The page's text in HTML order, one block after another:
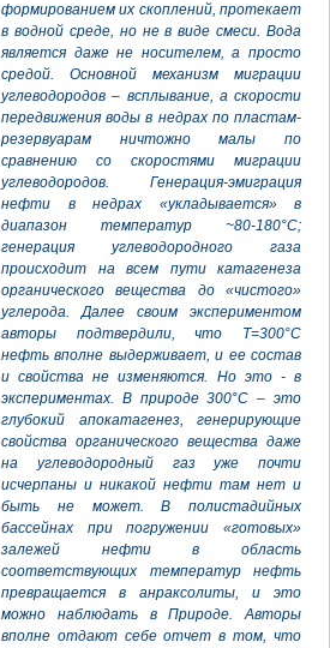
формированием их скоплений, протекает
в водной среде, но не в виде смеси. Вода
является даже не носителем, а просто
средой. Основной механизм миграции
углеводородов – всплывание, а скорости
передвижения воды в недрах по пластам-
резервуарам ничтожно малы по
сравнению со скоростями миграции
углеводородов. Генерация-эмиграция
нефти в недрах «укладывается» в
диапазон температур ~80-180°С;
генерация углеводородного газа
происходит на всем пути катагенеза
органического вещества до «чистого»
углерода. Далее своим экспериментом
авторы подтвердили, что Т=300°С
нефть вполне выдерживает, и ее состав
и свойства не изменяются. Но это - в
экспериментах. В природе 300°С – это
глубокий апокатагенез, генерирующие
свойства органического вещества даже
на углеводородный газ уже почти
исчерпаны и никакой нефти там нет и
быть не может. В полистадийных
бассейнах при погружении «готовых»
залежей нефти в область
соответствующих температур нефть
превращается в анраксолиты, и это
можно наблюдать в Природе. Авторы
вполне отдают себе отчет в том, что